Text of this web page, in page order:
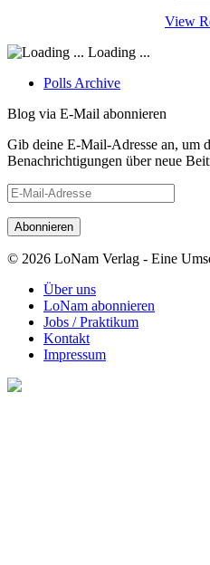
View
Loading ...
Polls Archive
Blog via E-Mail abonnieren
Gib deine E-Mail-Adresse an, um
Benachrichtigungen über neue
E-
Mail-
Adresse
© 2026 LoNam Verlag - Eine
Über uns
LoNam abonnieren
Jobs / Praktikum
Kontakt
Impressum